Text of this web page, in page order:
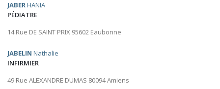
JABERHANIA
PÉDIATRE
14 Rue DE SAINT PRIX 95602 Eaubonne
JABELIN Nathalie
INFIRMIER
49 Rue ALEXANDRE DUMAS 80094 Amiens